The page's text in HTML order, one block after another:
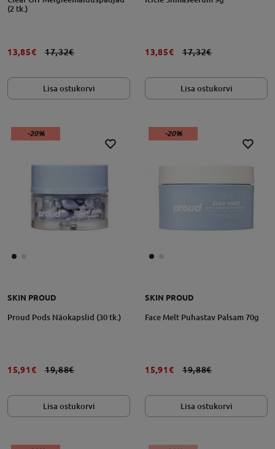
(2 tk.)
13,85€ 17,32€
Lisa ostukorvi
13,85€ 17,32€
Lisa ostukorvi
-20%
SKIN PROUD
Proud Pods Näokapslid (30 tk.)
15,91€ 19,88€
Lisa ostukorvi
-20%
SKIN PROUD
Face Melt Puhastav Palsam 70g
15,91€ 19,88€
Lisa ostukorvi